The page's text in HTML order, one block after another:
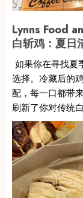
Lynns Food
白斩鸡：夏日
如果你在寻找夏
选择。冷藏后的
配，每一口都带
刷新了你对传统